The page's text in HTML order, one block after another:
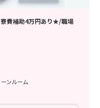
寮費補助4万円あり★/職場
ンルーム